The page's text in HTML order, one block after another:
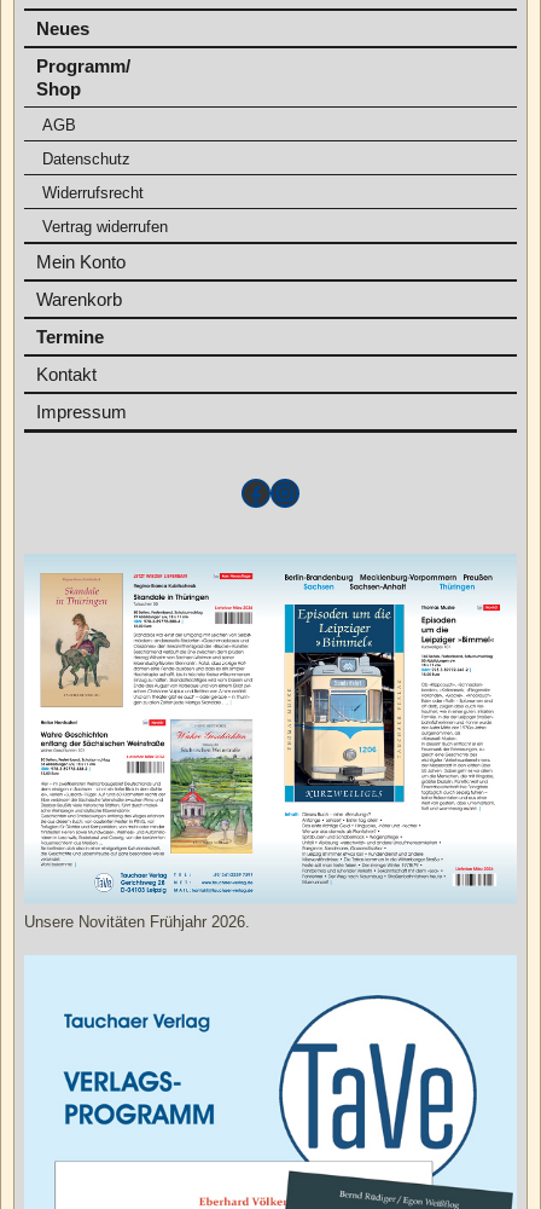
Neues
Programm/
Shop
AGB
Datenschutz
Widerrufsrecht
Vertrag widerrufen
Mein Konto
Warenkorb
Termine
Kontakt
Impressum
Unsere Novitäten Frühjahr 2026.